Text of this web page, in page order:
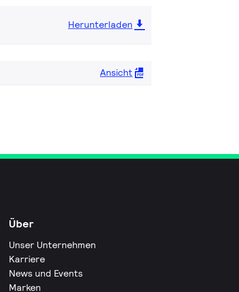
Herunterladen
Ansicht
Über
Unser Unternehmen
Karriere
News und Events
Marken